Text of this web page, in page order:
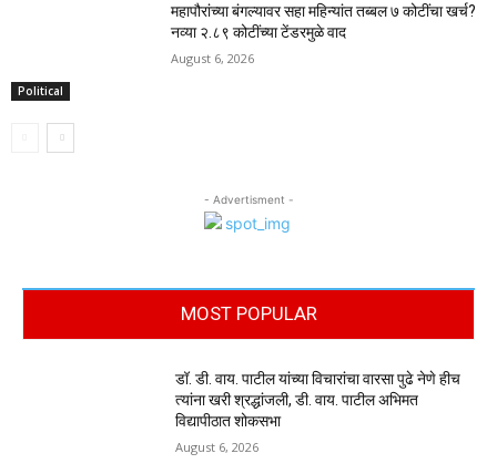
Political
महापौरांच्या बंगल्यावर सहा महिन्यांत तब्बल ७ कोटींचा खर्च?
नव्या २.८९ कोटींच्या टेंडरमुळे वाद
August 6, 2026
- Advertisment -
MOST POPULAR
डॉ. डी. वाय. पाटील यांच्या विचारांचा वारसा पुढे नेणे हीच
त्यांना खरी श्रद्धांजली, डी. वाय. पाटील अभिमत
विद्यापीठात शोकसभा
August 6, 2026